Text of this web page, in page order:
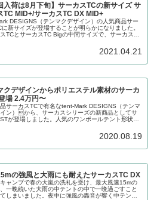
入荷は8月下旬】サーカスTCの新サイズ サ
TC MID+/サーカスTC DX MID+
DESIGNS（テンマクデザイン）の人気商品サー
に新サイズが登場することが明らかになりました。
TCとサーカスTC Bigの中間サイズで、サーカスTC
2021.04.21
クデザインからポリエステル素材のサーカ
場 2.4万円〜
サーカスTCで有名なtent-Mark DESIGNS（テンマ
ン）から、サーカスシリーズの新商品としてサ
が登場しました。人気のワンポールテント形状で
円（税別）〜となっています。特徴をレビューしま
2020.08.19
の強風と大雨にも耐えたサーカスTC DX
ャンプで春の大嵐の洗礼を受け、最大風速15mの
一晩続いた大雨の中テントの中で一晩過ごすこと
しまいました。夜中に強風の轟音が響く中テント